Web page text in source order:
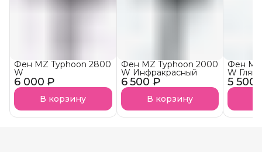
6 000 ₽
Фен MZ Typhoon 2800
W
В корзину
6 500 ₽
Фен MZ Typhoon 2000
W Инфракрасный
В корзину
5 500
Фен
W